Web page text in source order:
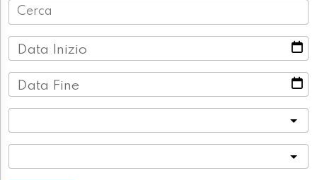
Data Inizio
Data Fine